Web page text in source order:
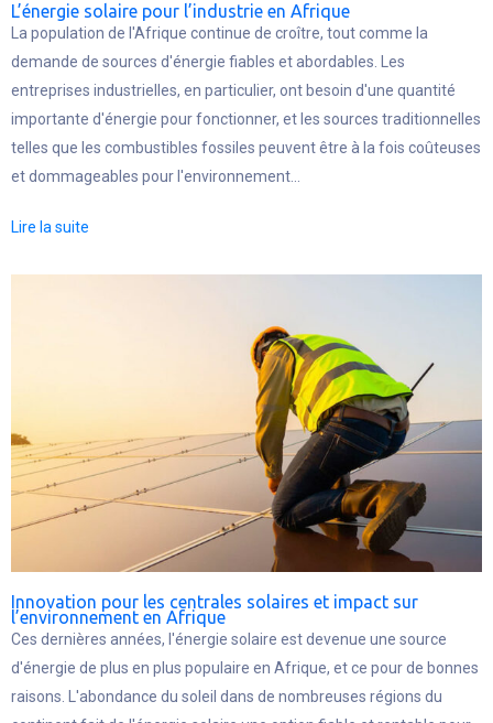
L’énergie solaire pour l’industrie en Afrique
La population de l'Afrique continue de croître, tout comme la
demande de sources d'énergie fiables et abordables. Les
entreprises industrielles, en particulier, ont besoin d'une quantité
importante d'énergie pour fonctionner, et les sources traditionnelles
telles que les combustibles fossiles peuvent être à la fois coûteuses
et dommageables pour l'environnement...
Lire la suite
Innovation pour les centrales solaires et impact sur
l’environnement en Afrique
Ces dernières années, l'énergie solaire est devenue une source
d'énergie de plus en plus populaire en Afrique, et ce pour de bonnes
raisons. L'abondance du soleil dans de nombreuses régions du